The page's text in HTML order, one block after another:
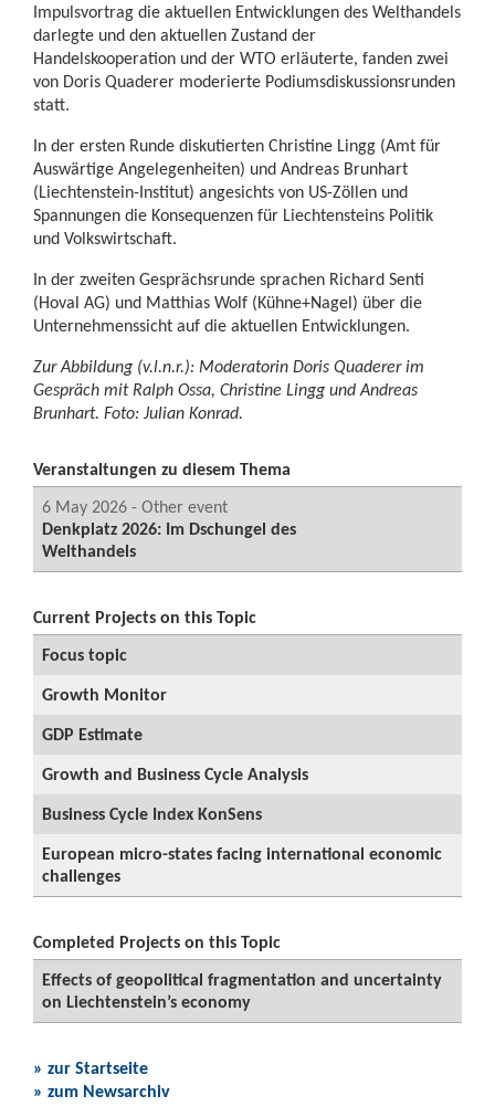
Impulsvortrag die aktuellen Entwicklungen des Welthandels
darlegte und den aktuellen Zustand der
Handelskooperation und der WTO erläuterte, fanden zwei
von Doris Quaderer moderierte Podiumsdiskussionsrunden
statt.
In der ersten Runde diskutierten Christine Lingg (Amt für
Auswärtige Angelegenheiten) und Andreas Brunhart
(Liechtenstein-Institut) angesichts von US-Zöllen und
Spannungen die Konsequenzen für Liechtensteins Politik
und Volkswirtschaft.
In der zweiten Gesprächsrunde sprachen Richard Senti
(Hoval AG) und Matthias Wolf (Kühne+Nagel) über die
Unternehmenssicht auf die aktuellen Entwicklungen.
Zur Abbildung (v.l.n.r.): Moderatorin Doris Quaderer im
Gespräch mit Ralph Ossa, Christine Lingg und Andreas
Brunhart. Foto: Julian Konrad.
Veranstaltungen zu diesem Thema
6 May 2026 - Other event
Denkplatz 2026: Im Dschungel des
Welthandels
Current Projects on this Topic
Focus topic
Growth Monitor
GDP Estimate
Growth and Business Cycle Analysis
Business Cycle Index KonSens
European micro-states facing international economic
challenges
Completed Projects on this Topic
Effects of geopolitical fragmentation and uncertainty
on Liechtenstein’s economy
» zur Startseite
» zum Newsarchiv